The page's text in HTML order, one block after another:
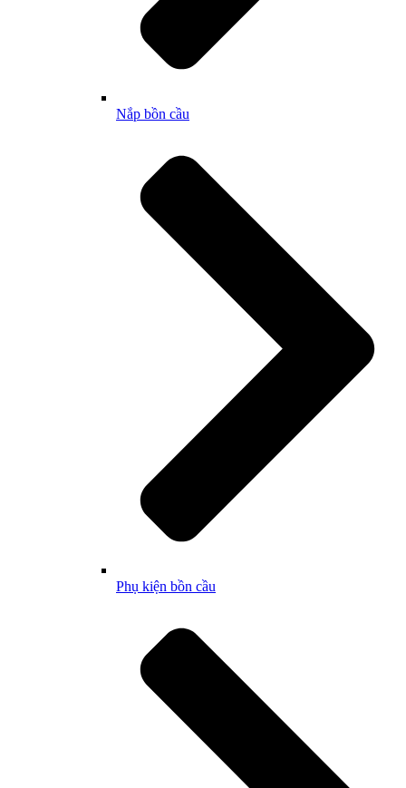
Nắp bồn cầu
Phụ kiện bồn cầu